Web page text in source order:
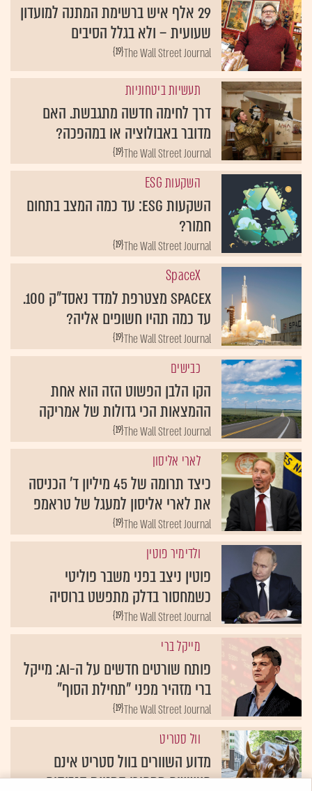
29 אלף איש ברשימת המתנה למועדון
שעועית – ולא בגלל הסיבים
{19}The Wall Street Journal
תעשיות ביטחוניות
דרך לחימה חדשה מתגבשת. האם
מדובר באבולוציה או במהפכה?
{19}The Wall Street Journal
השקעות ESG
השקעות ESG: עד כמה המצב בתחום
חמור?
{19}The Wall Street Journal
SpaceX
SpaceX מצטרפת למדד נאסד"ק 100.
עד כמה תהיו חשופים אליה?
{19}The Wall Street Journal
כבישים
הקו הלבן הפשוט הזה הוא אחת
ההמצאות הכי גדולות של אמריקה
{19}The Wall Street Journal
לארי אליסון
כיצד תרומה של 45 מיליון ד' הכניסה
את לארי אליסון למעגל של טראמפ
{19}The Wall Street Journal
ולדימיר פוטין
פוטין ניצב בפני משבר פוליטי
כשמחסור בדלק מתפשט ברוסיה
{19}The Wall Street Journal
מייקל ברי
פותח שורטים חדשים על ה-AI: מייקל
ברי מזהיר מפני "תחילת הסוף"
{19}The Wall Street Journal
וול סטריט
מדוע השוורים בוול סטריט אינם
חוששים ממחירי המניות הגבוהים